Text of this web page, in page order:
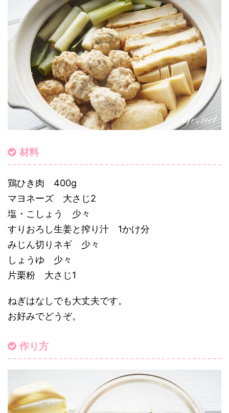
材料
鶏ひき肉 400g
マヨネーズ 大さじ2
塩・こしょう 少々
すりおろし生姜と搾り汁 1かけ分
みじん切りネギ 少々
しょうゆ 少々
片栗粉 大さじ1
ねぎはなしでも大丈夫です。
お好みでどうぞ。
作り方